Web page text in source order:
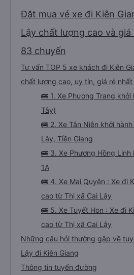
Đặt mua vé xe đi Kiên
Lậy chất lượng cao và giá
83 chuyến
Tư vấn TOP 5 xe khách đi Kiên
chất lượng cao, uy tín, giá rẻ
🚌 1. Xe Phương Trang
Tây)
🚌 2. Xe Tân Niên khởi
Lậy, Tiền Giang
🚌 3. Xe Phương Hồng
1A
🚌 4. Xe Mai Quyên : Xe đi
cao từ Thị xã Cai Lậy
🚌 5. Xe Tuyết Hon : Xe đi
cao từ Thị xã Cai Lậy
Những câu hỏi thường gặp về
Lậy đi Kiên Giang
Thông tin tuyến đường